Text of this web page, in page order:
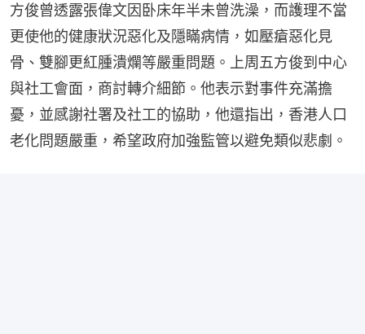
方俊曾透露張偉文因卧床年半未曾洗澡，而護理不當
更使他的健康狀況惡化及隱瞞病情，如壓瘡惡化見
骨、雙腳更紅腫潰爛等嚴重問題。上周五方俊到中心
與社工會面，商討轉介細節。他表示對事件充滿擔
憂，並感謝社署及社工的協助，他還指出，香港人口
老化問題嚴重，希望政府加強監管以避免類似悲劇。